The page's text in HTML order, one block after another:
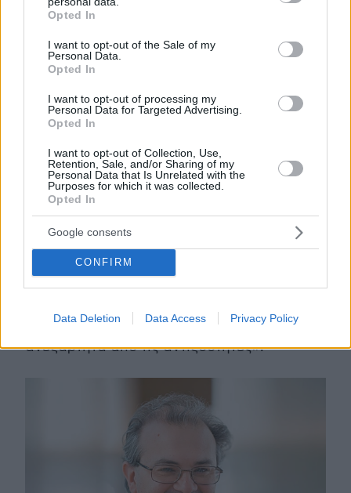
grant or deny consent to Google and its third-party tags to
use your data for below specified purposes in below Google
consent section.
Opted In
I want to opt-out of the Sale of my
Personal Data.
Opted In
I want to opt-out of processing my
Personal Data for Targeted Advertising.
Opted In
I want to opt-out of Collection, Use,
Retention, Sale, and/or Sharing of my
Personal Data that Is Unrelated with the
Purposes for which it was collected.
Opted In
Google consents
CONFIRM
Data Deletion Data Access Privacy Policy
αλληλεπιδράσεις με φοιτητές και νέους
επιστήμονες από όλο τον κόσμο και του
αρέσει να του υπενθυμίζεται συνεχώς ότι
της πανδημίας COVID-19 ήταν από τους
επικριτές των μέτρων αυστηρού
Η συμβουλή του προς τους νέους
ερευνητές: «Η προσπάθεια βελτίωσης της
επιστημονικής έρευνας μπορεί να έχει
σημαντικές επιπτώσεις για τους
ανθρώπους, οπότε προσπαθήστε να
εμπνευστείτε από αυτό. Συχνά θα σας
χίλιες φορές. Μην τα παρατάτε,
ανεξάρτητα από τις αντιξοότητες».